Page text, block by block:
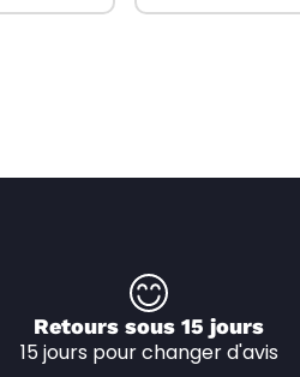
Retours sous 15 jours
15 jours pour changer d'avis